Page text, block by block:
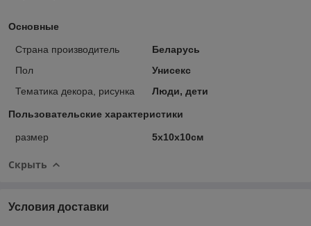
Основные
Страна производитель
Беларусь
Пол
Унисекс
Тематика декора, рисунка
Люди, дети
Пользовательские характеристики
размер 5х10х10см
Скрыть
Условия доставки